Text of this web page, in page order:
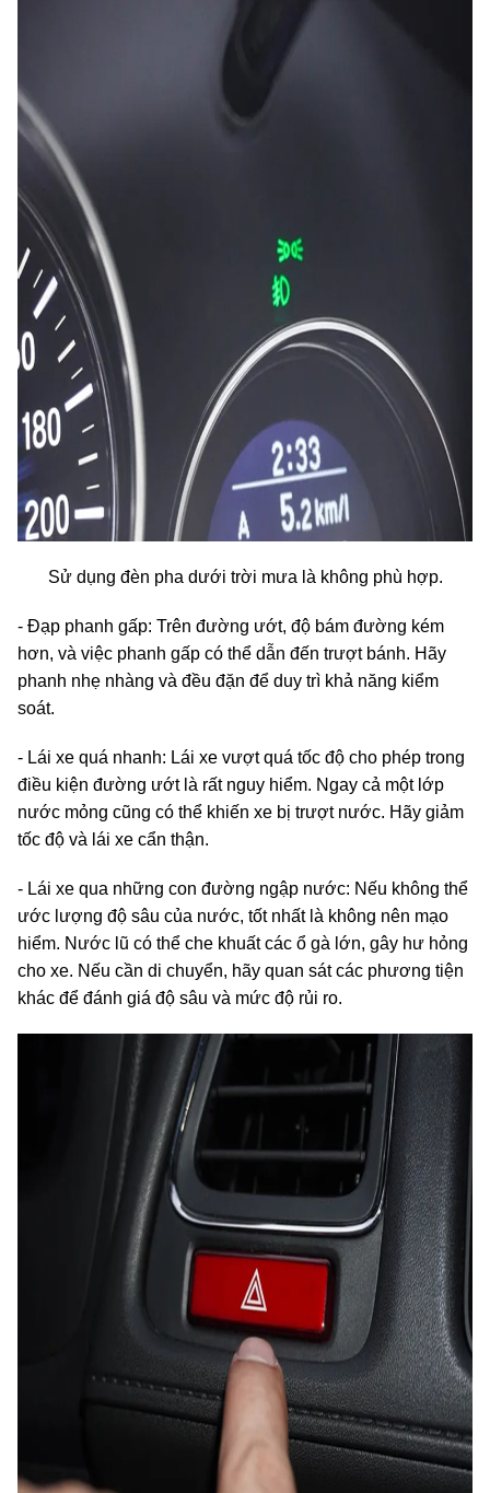
Sử dụng đèn pha dưới trời mưa là không phù hợp.
- Đạp phanh gấp: Trên đường ướt, độ bám đường kém
hơn, và việc phanh gấp có thể dẫn đến trượt bánh. Hãy
phanh nhẹ nhàng và đều đặn để duy trì khả năng kiểm
soát.
- Lái xe quá nhanh: Lái xe vượt quá tốc độ cho phép trong
điều kiện đường ướt là rất nguy hiểm. Ngay cả một lớp
nước mỏng cũng có thể khiến xe bị trượt nước. Hãy giảm
tốc độ và lái xe cẩn thận.
- Lái xe qua những con đường ngập nước: Nếu không thể
ước lượng độ sâu của nước, tốt nhất là không nên mạo
hiểm. Nước lũ có thể che khuất các ổ gà lớn, gây hư hỏng
cho xe. Nếu cần di chuyển, hãy quan sát các phương tiện
khác để đánh giá độ sâu và mức độ rủi ro.